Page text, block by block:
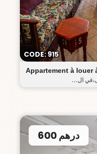
Appartement à louer
ال...
CODE: 915
600 درهم